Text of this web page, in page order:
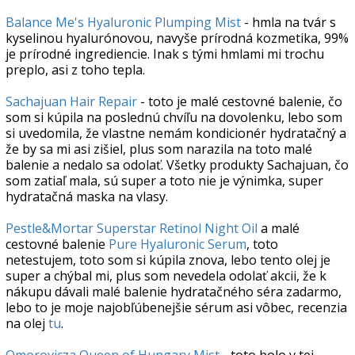
Balance Me's Hyaluronic Plumping Mist - hmla na tvár s
kyselinou hyalurónovou, navyše prírodná kozmetika, 99%
je prírodné ingrediencie. Inak s tými hmlami mi trochu
preplo, asi z toho tepla.
Sachajuan Hair Repair - toto je malé cestovné balenie, čo
som si kúpila na poslednú chvíľu na dovolenku, lebo som
si uvedomila, že vlastne nemám kondicionér hydratačný a
že by sa mi asi zišiel, plus som narazila na toto malé
balenie a nedalo sa odolať. Všetky produkty Sachajuan, čo
som zatiaľ mala, sú super a toto nie je výnimka, super
hydratačná maska na vlasy.
Pestle&Mortar Superstar Retinol Night Oil a malé
cestovné balenie Pure Hyaluronic Serum, toto
netestujem, toto som si kúpila znova, lebo tento olej je
super a chýbal mi, plus som nevedela odolať akcii, že k
nákupu dávali malé balenie hydratačného séra zadarmo,
lebo to je moje najobľúbenejšie sérum asi vôbec, recenzia
na olej tu.